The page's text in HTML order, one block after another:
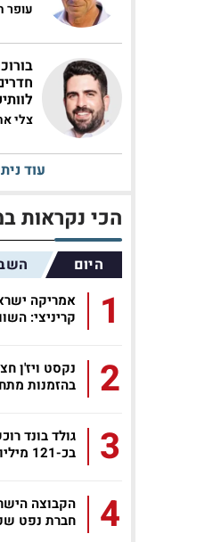
עופר
צלי
עוד
הכי נקראות
היום
1
קריניצי:
2
בהזמנות
3
גולד בונד
בכ-121 מיליון ש'
4
הקבוצה
חברת נפט